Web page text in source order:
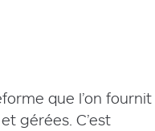
que l’on fournit
gérées. C’est